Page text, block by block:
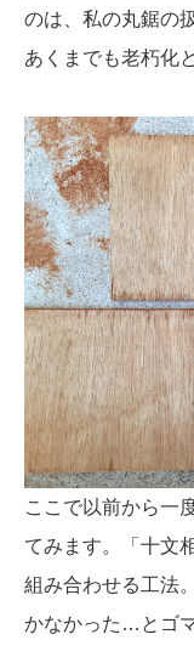
のは、私の丸鋸の
あくまでも老朽
ここで以前から一
てみます。「十文
組み合わせる工法
かなかった…とゴ